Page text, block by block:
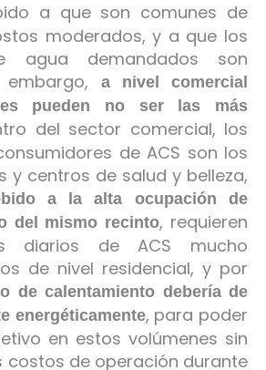
a que son comunes de
moderados, y a que los
agua demandados son
embargo,
a nivel comercial
pueden no ser las más
del sector comercial, los
de ACS son los
y centros de salud y belleza,
a la alta ocupación de
del mismo recinto, requieren
diarios de ACS mucho
de nivel residencial, y por
de calentamiento debería de
energéticamente, para poder
en estos volúmenes sin
costos de operación durante